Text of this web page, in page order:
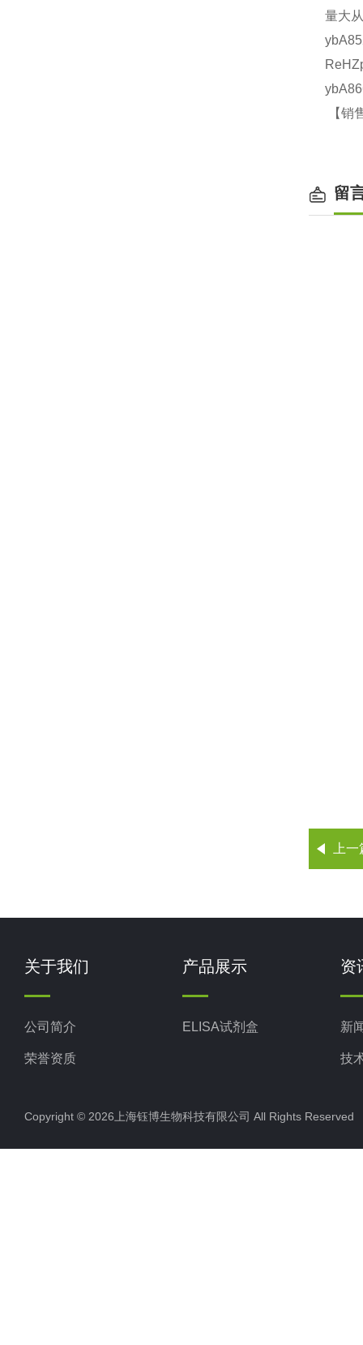
量大
【销
留
上
关于我们
公司简介
荣誉资质
产品展示
ELISA试剂盒
资
新
技
Copyright © 2026上海钰博生物科技有限公司 All Rights